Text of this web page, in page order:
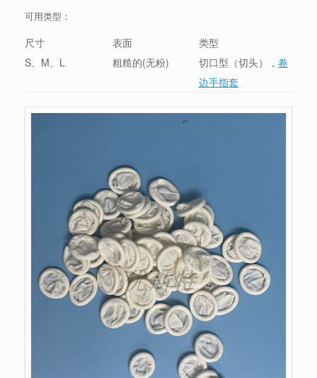
可用类型：
尺寸 表面
类型
S、M、L
粗糙的(无粉) 切口型（切头）， 卷
边手指套